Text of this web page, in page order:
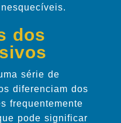
dos
série de
diferenciam dos
frequentemente
pode significar